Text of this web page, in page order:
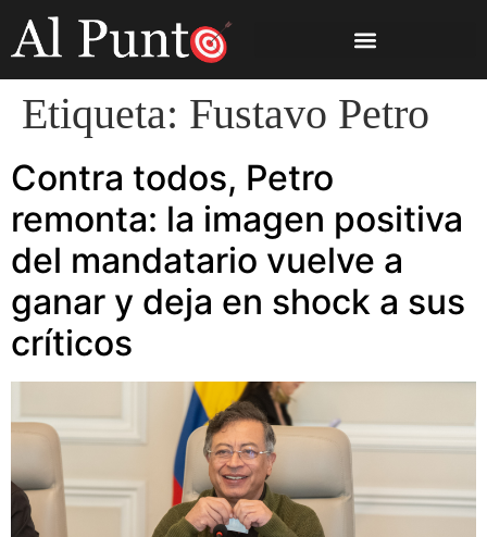
Etiqueta: Fustavo Petro
Contra todos, Petro
remonta: la imagen positiva
del mandatario vuelve a
ganar y deja en shock a sus
críticos